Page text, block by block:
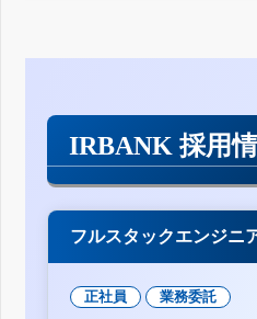
IRBANK 採用
フルスタックエンジニ
正社員 業務委託